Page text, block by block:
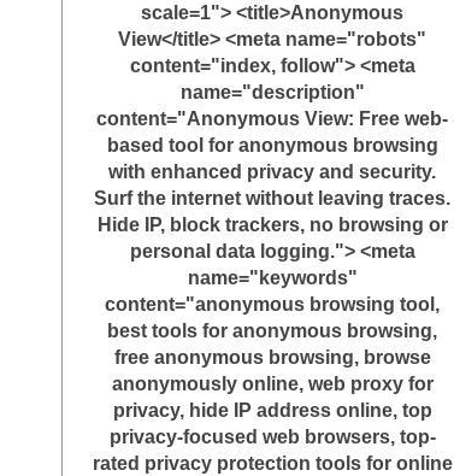
scale=1"> <title>Anonymous
View</title> <meta name="robots"
content="index, follow"> <meta
name="description"
content="Anonymous View: Free web-
based tool for anonymous browsing
with enhanced privacy and security.
Surf the internet without leaving traces.
Hide IP, block trackers, no browsing or
personal data logging."> <meta
name="keywords"
content="anonymous browsing tool,
best tools for anonymous browsing,
free anonymous browsing, browse
anonymously online, web proxy for
privacy, hide IP address online, top
privacy-focused web browsers, top-
rated privacy protection tools for online